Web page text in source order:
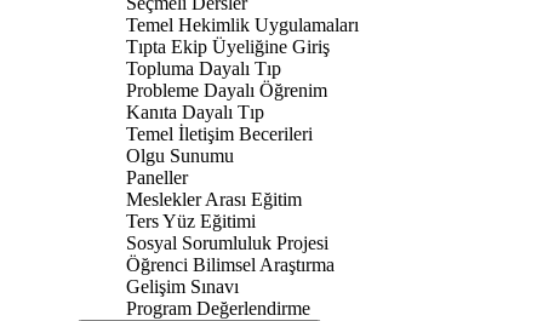
Temel Hekimlik Uygulamaları
Tıpta Ekip Üyeliğine Giriş
Topluma Dayalı Tıp
Probleme Dayalı Öğrenim
Kanıta Dayalı Tıp
Temel İletişim Becerileri
Olgu Sunumu
Paneller
Meslekler Arası Eğitim
Ters Yüz Eğitimi
Sosyal Sorumluluk Projesi
Öğrenci Bilimsel Araştırma
Gelişim Sınavı
Program Değerlendirme